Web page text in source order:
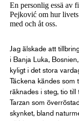
En personlig essä av
Pejković om hur
med och åt oss.
Jag älskade att
i Banja Luka,
kyligt i det stora
Täckena kändes som
räknades i steg, tio
Tarzan som
skynket, bland